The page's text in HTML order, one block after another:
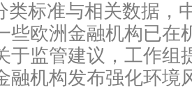
类标准与相关数据，
些欧洲金融机构已在
于监管建议，工作组
融机构发布强化环境